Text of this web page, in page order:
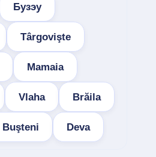
Бузэу
Târgovişte
Mamaia
Vlaha Brăila
Buşteni Deva